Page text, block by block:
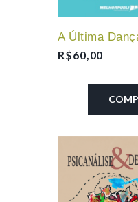
A Última
R$60,00